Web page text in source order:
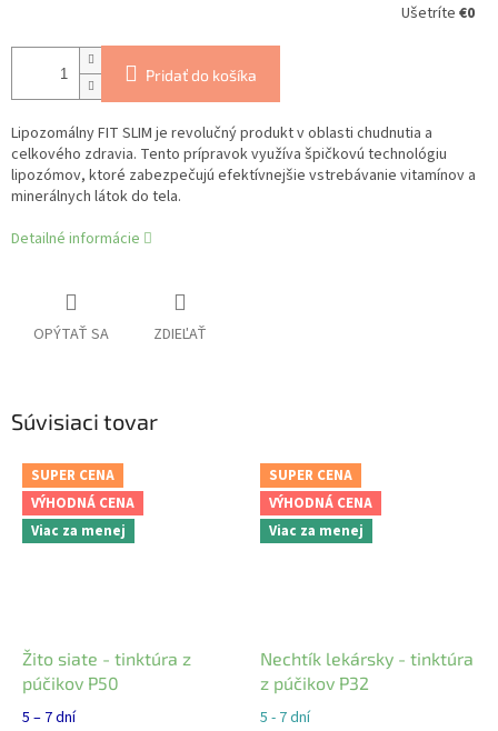
Ušetríte €0
Pridať do košíka
Lipozomálny FIT SLIM je revolučný produkt v oblasti chudnutia a
celkového zdravia. Tento prípravok využíva špičkovú technológiu
lipozómov, ktoré zabezpečujú efektívnejšie vstrebávanie vitamínov a
minerálnych látok do tela.
Detailné informácie
OPÝTAŤ SA ZDIEĽAŤ
Súvisiaci tovar
SUPER CENA
VÝHODNÁ CENA
Viac za menej
Žito siate - tinktúra z
púčikov P50
5 – 7 dní
SUPER CENA
VÝHODNÁ CENA
Viac za menej
Nechtík lekársky - tinktúra
z púčikov P32
5 - 7 dní